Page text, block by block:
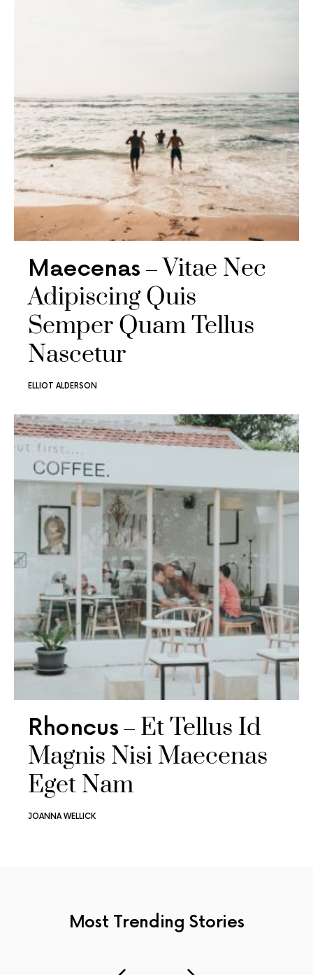
Maecenas
Vitae Nec
Adipiscing Quis
Semper Quam Tellus
Nascetur
ELLIOT ALDERSON
Rhoncus
Et Tellus Id
Magnis Nisi Maecenas
Eget Nam
JOANNA WELLICK
Most Trending Stories